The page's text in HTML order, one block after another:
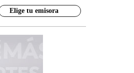
Elige tu emisora